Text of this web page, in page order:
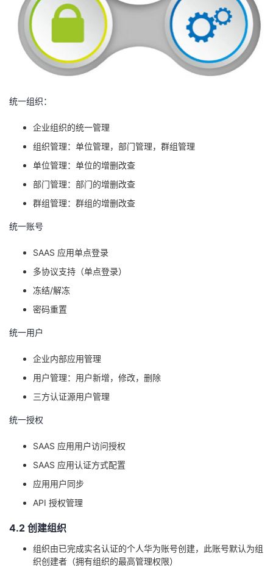
统一组织：
企业组织的统一管理
组织管理：单位管理，部门管理，群组管理
单位管理：单位的增删改查
部门管理：部门的增删改查
群组管理：群组的增删改查
统一账号
SAAS 应用单点登录
多协议支持（单点登录）
冻结/解冻
密码重置
统一用户
企业内部应用管理
用户管理：用户新增，修改，删除
三方认证源用户管理
统一授权
SAAS 应用用户访问授权
SAAS 应用认证方式配置
应用用户同步
API 授权管理
4.2 创建组织
组织由已完成实名认证的个人华为账号创建，此账号默认为组
织创建者（拥有组织的最高管理权限）